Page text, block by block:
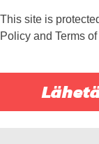
This site is
Policy and Terms